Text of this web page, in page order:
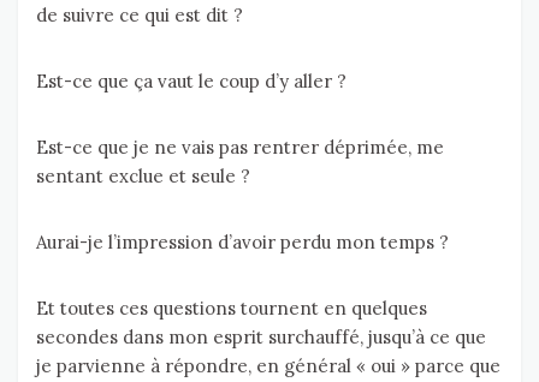
de suivre ce qui est dit ?
Est-ce que ça vaut le coup d’y aller ?
Est-ce que je ne vais pas rentrer déprimée, me
sentant exclue et seule ?
Aurai-je l’impression d’avoir perdu mon temps ?
Et toutes ces questions tournent en quelques
secondes dans mon esprit surchauffé, jusqu’à ce que
je parvienne à répondre, en général « oui » parce que